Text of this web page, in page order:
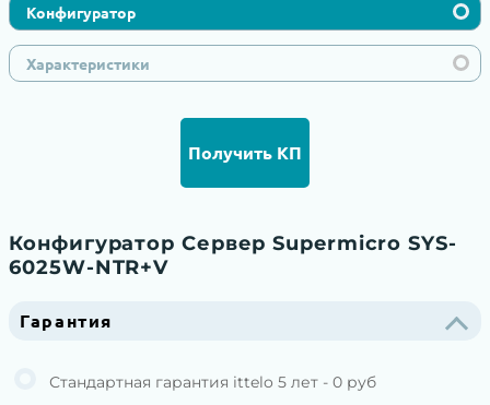
Конфигуратор
Характеристики
Получить КП
Конфигуратор Сервер Supermicro SYS-
6025W-NTR+V
Гарантия
Стандартная гарантия ittelo 5 лет - 0 руб